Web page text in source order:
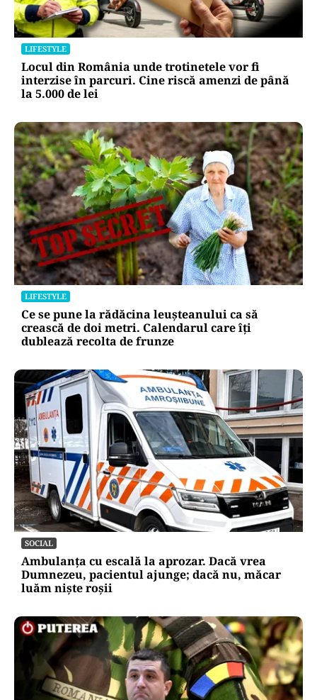
LIFESTYLE
Unde trebuie pus muștarul în frigider după ce l-
ai deschis. Greșeala pe care mulți nu o știau
LIFESTYLE
Locul din România unde trotinetele vor fi
interzise în parcuri. Cine riscă amenzi de până
la 5.000 de lei
LIFESTYLE
Ce se pune la rădăcina leușteanului ca să
crească de doi metri. Calendarul care îți
dublează recolta de frunze